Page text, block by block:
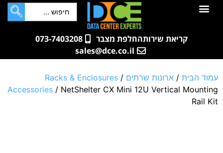
לתוכן
קריאת שירותהחלפת מצבר
073-7403208
sales@dce.co.il
עמוד הבית / ארונות שרתים /
Racks & Enclosures
Accessories / NetShelter CX Mini 12U Vertical Mounting
Rail Kit